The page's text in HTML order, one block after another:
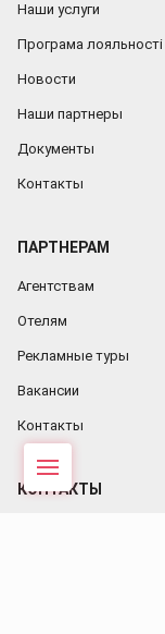
Наши услуги
Програма лояльності
Новости
Наши партнеры
Документы
Контакты
ПАРТНЕРАМ
Агентствам
Отелям
Рекламные туры
Вакансии
Контакты
КОНТАКТЫ